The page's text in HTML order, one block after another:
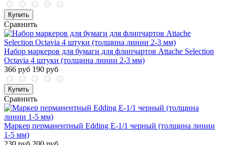
Купить
Сравнить
Набор маркеров для бумаги для флипчартов Attache Selection
Octavia 4 штуки (толщина линии 2-3 мм)
366 руб 190 руб
Купить
Сравнить
Маркер перманентный Edding E-1/1 черный (толщина линии
1-5 мм)